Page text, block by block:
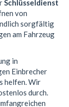
Schlüsseldienst
von
sorgfältig
am Fahrzeug
in
Einbrecher
helfen. Wir
durch.